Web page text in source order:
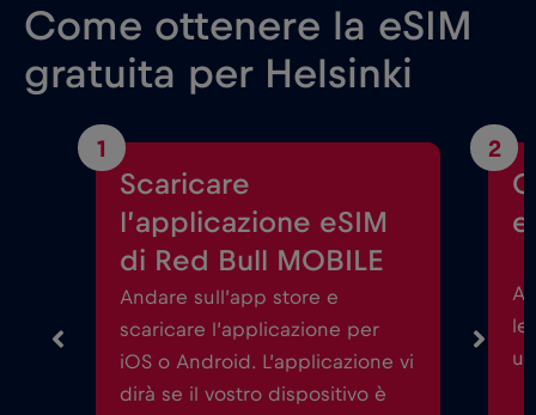
Come ottenere la eSIM
gratuita per Helsinki
1
Scaricare
l’applicazione eSIM
di Red Bull MOBILE
Andare sull’app store e
scaricare l’applicazione per
iOS o Android. L’applicazione vi
dirà se il vostro dispositivo è
2
le